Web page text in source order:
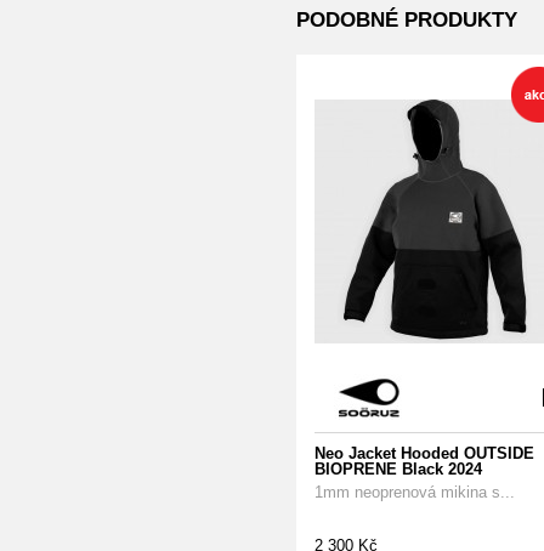
PODOBNÉ PRODUKTY
Neo Jacket Hooded OUTSIDE
BIOPRENE Black 2024
1mm neoprenová mikina s...
2 300 Kč